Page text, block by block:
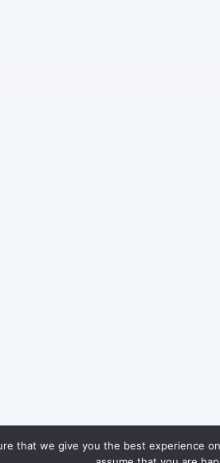
that we give you the best experience